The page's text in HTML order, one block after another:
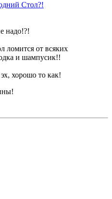
Стол?!
надо!?!
ломится от всяких
и шампусик!!
хорошо то как!